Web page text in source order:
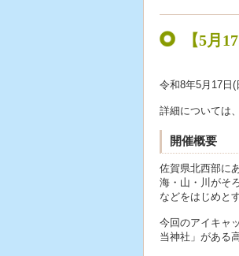
ウハウ共
有掲示板
【5月
令和8年5月17日(
詳細については、
開催概要
佐賀県北西部に
海・山・川がそ
などをはじめと
今回のアイキャ
当神社」がある